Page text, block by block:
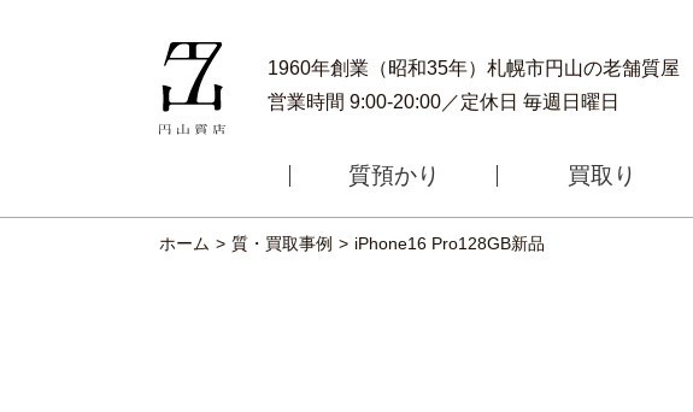
1960年創業（昭和35年）札幌市円山の老舗質屋
営業時間 9:00-20:00／定休日 毎週日曜日
質預かり 買取り
ホーム 質・買取事例 iPhone16 Pro128GB新品